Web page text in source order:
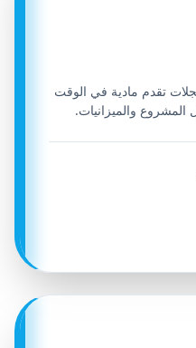
تقدم مادية في الوقت
والميزانيات.